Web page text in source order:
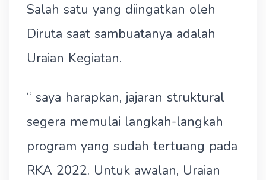
Salah satu yang diingatkan oleh
Diruta saat sambuatanya adalah
Uraian Kegiatan.
“ saya harapkan, jajaran struktural
segera memulai langkah-langkah
program yang sudah tertuang pada
RKA 2022. Untuk awalan, Uraian